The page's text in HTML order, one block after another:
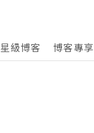
星級博客 博客專享